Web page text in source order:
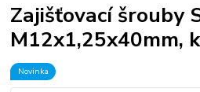
Zajišťovací šrouby
M12x1,25x40mm,
Novinka